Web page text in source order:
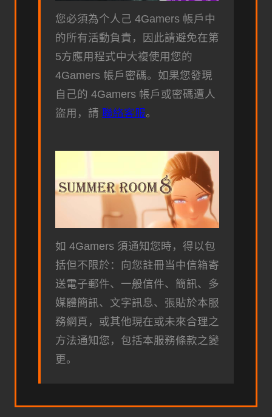
您必須為个人己 4Gamers 帳戶中
的所有活動負責，因此請避免在第
5方應用程式中大複使用您的
4Gamers 帳戶密碼。如果您發現
自己的 4Gamers 帳戶或密碼遭人
盜用，請 聯絡客服。
如 4Gamers 須通知您時，得以包
括但不限於：向您註冊当中信箱寄
送電子郵件、一般信件、簡訊、多
媒體簡訊、文字訊息、張貼於本服
務網頁，或其他現在或未來合理之
方法通知您，包括本服務條款之變
更。